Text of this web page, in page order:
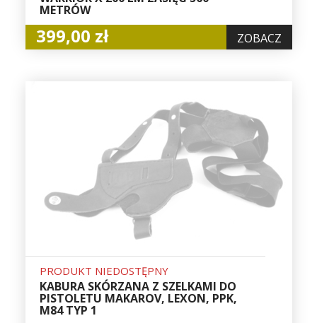
METRÓW
399,00 zł ZOBACZ
PRODUKT NIEDOSTĘPNY
KABURA SKÓRZANA Z SZELKAMI DO
PISTOLETU MAKAROV, LEXON, PPK,
M84 TYP 1